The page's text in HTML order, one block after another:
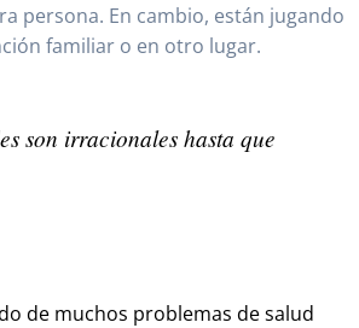
persona. En cambio, están jugando
familiar o en otro lugar.
son irracionales hasta que
de muchos problemas de salud